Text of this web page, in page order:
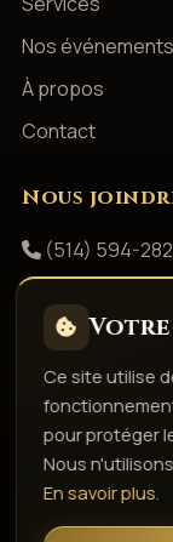
Nos événements
À propos
Contact
Nous
(514) 594-
Facebook
Politique
Droits
Votre
Ce site utilise
pour protéger
Nous
En savoir plus.